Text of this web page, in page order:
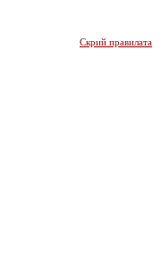
Скрий правилата